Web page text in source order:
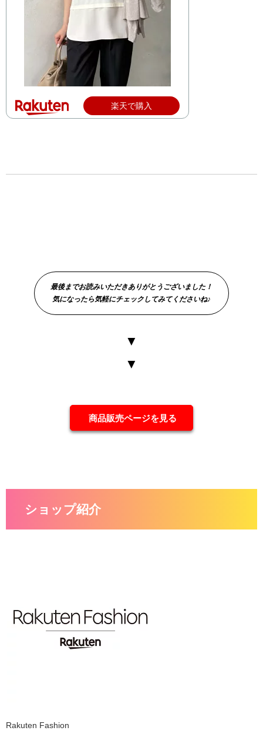
楽天で購入
最後までお読みいただきありがとうございました！
気になったら気軽にチェックしてみてくださいね♪
▼
▼
商品販売ページを見る
ショップ紹介
Rakuten Fashion